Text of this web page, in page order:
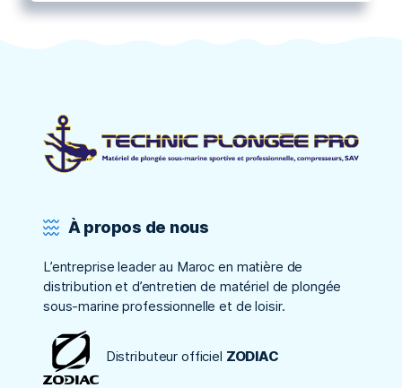
À propos de nous
L’entreprise leader au Maroc en matière de
distribution et d’entretien de matériel de plongée
sous-marine professionnelle et de loisir.
Distributeur officiel ZODIAC